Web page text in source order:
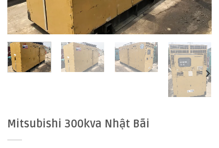
Mitsubishi 300kva Nhật Bãi